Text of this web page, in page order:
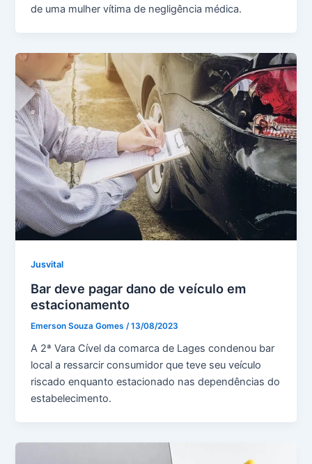
de uma mulher vítima de negligência médica.
Jusvital
Bar deve pagar dano de veículo em
estacionamento
Emerson Souza Gomes /13/08/2023
A 2ª Vara Cível da comarca de Lages condenou bar
local a ressarcir consumidor que teve seu veículo
riscado enquanto estacionado nas dependências do
estabelecimento.